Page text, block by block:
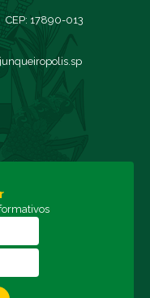
CEP: 17890-013